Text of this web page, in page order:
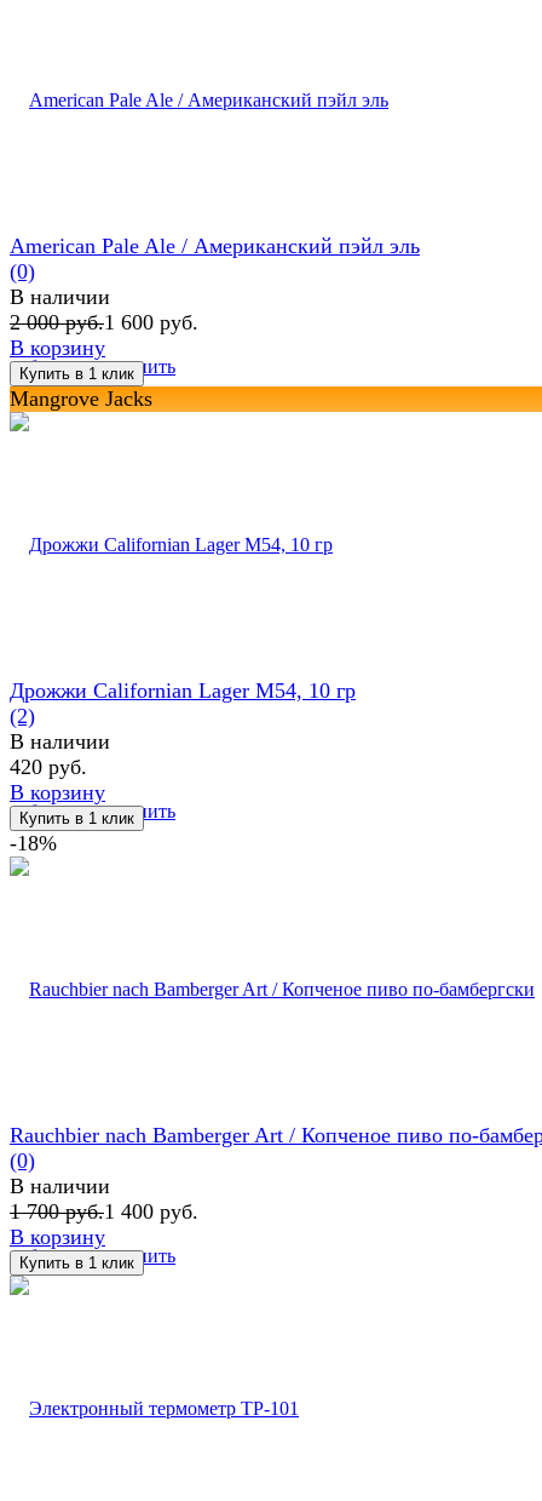
избранное сравнить
American Pale Ale / Американский пэйл эль
(0)
В наличии
2 000 руб.1 600 руб.
В корзину
Mangrove Jacks
избранное сравнить
Дрожжи Californian Lager M54, 10 гр
(2)
В наличии
420 руб.
В корзину
-18%
избранное сравнить
Rauchbier nach Bamberger Art / Копченое пиво по-
(0)
В наличии
1 700 руб.1 400 руб.
В корзину